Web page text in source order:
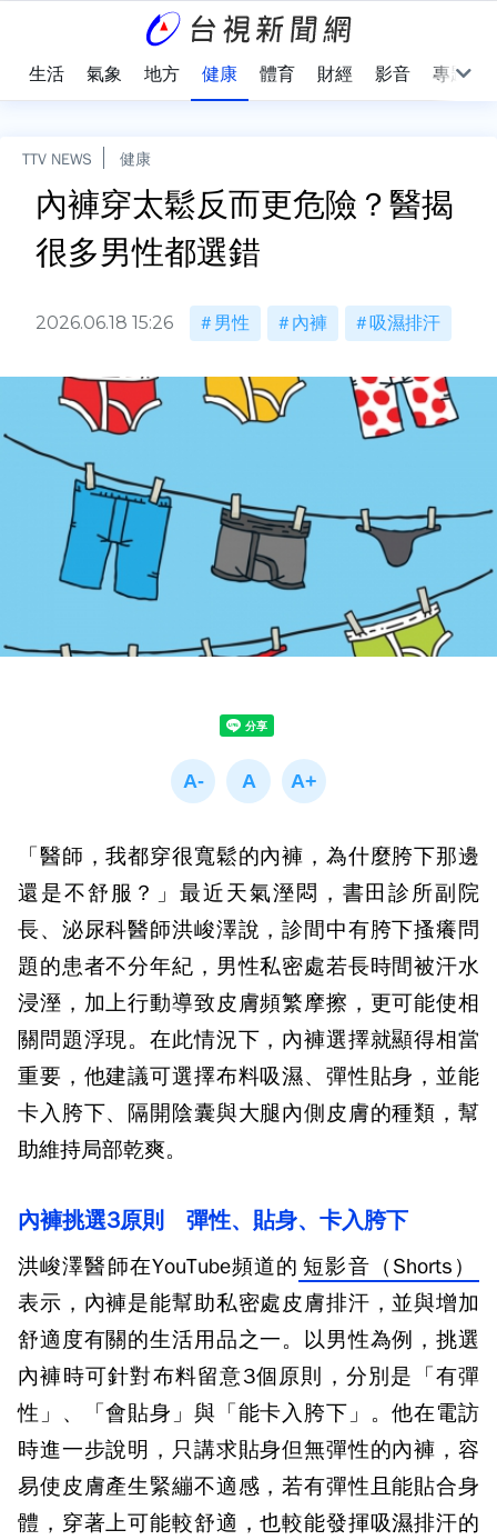
生活 氣象 地方 健康 體育 財經 影音 專題
TTV NEWS 健康
內褲穿太鬆反而更危險？醫揭
很多男性都選錯
2026.06.18 15:26 男性 內褲 吸濕排汗
「醫師，我都穿很寬鬆的內褲，為什麼胯下那邊
還是不舒服？」最近天氣溼悶，書田診所副院
長、泌尿科醫師洪峻澤說，診間中有胯下搔癢問
題的患者不分年紀，男性私密處若長時間被汗水
浸溼，加上行動導致皮膚頻繁摩擦，更可能使相
關問題浮現。在此情況下，內褲選擇就顯得相當
重要，他建議可選擇布料吸濕、彈性貼身，並能
卡入胯下、隔開陰囊與大腿內側皮膚的種類，幫
助維持局部乾爽。
內褲挑選3原則 彈性、貼身、卡入胯下
洪峻澤醫師在YouTube頻道的 短影音（Shorts）
表示，內褲是能幫助私密處皮膚排汗，並與增加
舒適度有關的生活用品之一。以男性為例，挑選
內褲時可針對布料留意3個原則，分別是「有彈
性」、「會貼身」與「能卡入胯下」。他在電訪
時進一步說明，只講求貼身但無彈性的內褲，容
易使皮膚產生緊繃不適感，若有彈性且能貼合身
體，穿著上可能較舒適，也較能發揮吸濕排汗的